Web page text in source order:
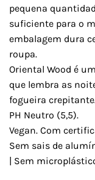
pequena
suficiente para o
embalagem dura
roupa.
Oriental Wood é
que lembra as
fogueira
PH Neutro (5,5).
Vegan. Com
Sem sais de
| Sem